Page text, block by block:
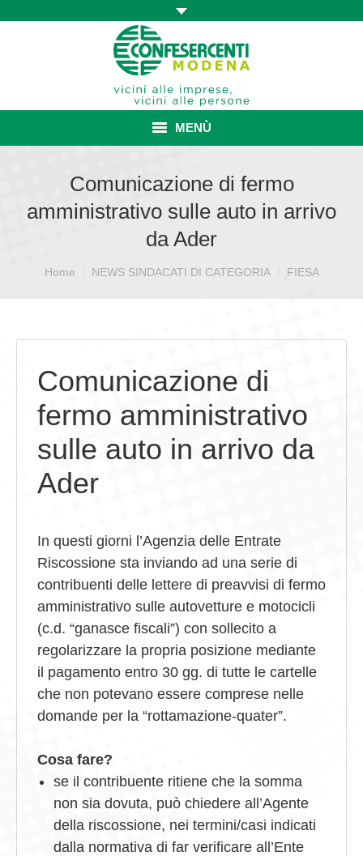
MENÙ
ASSOCIAZIONE
ISCRIZIONE E VANTAGGI
GIOVEDÌ GASTRONOMICI
COMUNICATI E NEWS
CONTATTI
Comunicazione di fermo
amministrativo sulle auto in arrivo
da Ader
Sei qui:Home NEWS SINDACATI DI CATEGORIA FIESA
Comunicazione di
fermo amministrativo
sulle auto in arrivo da
Ader
In questi giorni l’Agenzia delle Entrate
Riscossione sta inviando ad una serie di
contribuenti delle lettere di preavvisi di fermo
amministrativo sulle autovetture e motocicli
(c.d. “ganasce fiscali”) con sollecito a
regolarizzare la propria posizione mediante
il pagamento entro 30 gg. di tutte le cartelle
che non potevano essere comprese nelle
domande per la “rottamazione-quater”.
Cosa fare?
se il contribuente ritiene che la somma
non sia dovuta, può chiedere all’Agente
della riscossione, nei termini/casi indicati
dalla normativa di far verificare all’Ente